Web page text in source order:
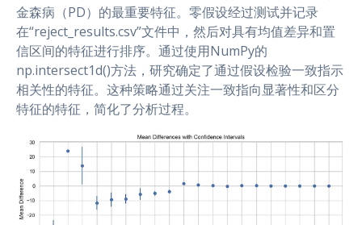
金森病（PD）的最重要特征。零假设经过测试并记录
在“reject_results.csv”文件中，然后对具有均值差异和置
信区间的特征进行排序。通过使用NumPy的
np.intersect1d()方法，研究确定了通过假设检验一致指示
相关性的特征。这种策略通过关注一致指向显著性和区分
特征的特征，简化了分析过程。